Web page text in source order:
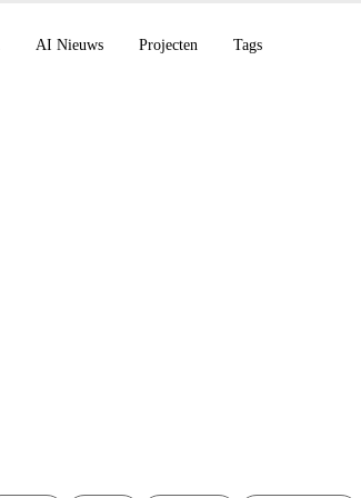
AI Nieuws Projecten Tags